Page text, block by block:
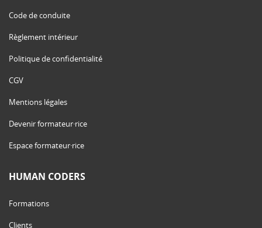
Code de conduite
Règlement intérieur
Politique de confidentialité
CGV
Mentions légales
Devenir formateur·rice
Espace formateur·rice
HUMAN CODERS
Formations
Clients